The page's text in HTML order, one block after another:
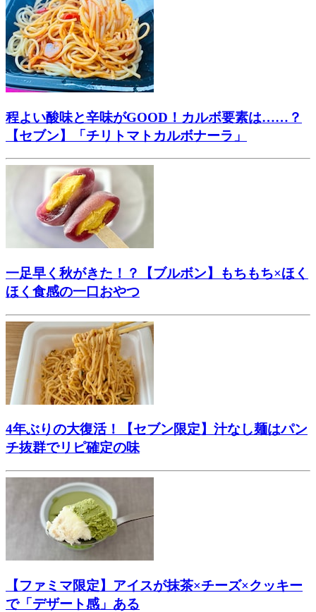
程よい酸味と辛味がGOOD！カルボ要素は……？
【セブン】「チリトマトカルボナーラ」
一足早く秋がきた！？【ブルボン】もちもち×ほく
ほく食感の一口おやつ
4年ぶりの大復活！【セブン限定】汁なし麺はパン
チ抜群でリピ確定の味
【ファミマ限定】アイスが抹茶×チーズ×クッキー
で「デザート感」ある